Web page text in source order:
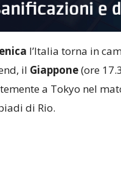
l’Italia torna in
il Giappone(ore
a Tokyo nel
di Rio.